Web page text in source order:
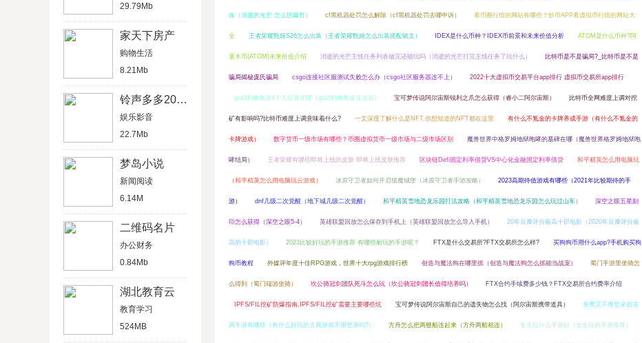
29.79Mb
家天下房产
购物生活
8.21Mb
铃声多多2020最新版
娱乐影音
22.7Mb
梦岛小说
新闻阅读
6.14M
二维码名片
办公财务
0.84Mb
湖北教育云
教育学习
524MB
改（消逝的光芒 怎么扔爆竹） cf黑机器处罚怎么解除（cf黑机器处罚去哪申诉） 看币圈行情的网站有哪些？炒币APP看虚拟币行情的网站大
全 王者荣耀甄姬S26怎么出装（王者荣耀甄姬怎么出装搭配铭文） IDEX是什么币种？IDEX币前景和未来价值分析 ATOM是什么币种?阿
童木币(ATOM)未来价值介绍 消逝的光芒主线任务列表做完还能玩吗（消逝的光芒打完主线任务了玩什么） 比特币是不是骗局?_比特币是不是
骗局揭秘庞氏骗局 csgo连接社区服测试失败怎么办（csgo社区服务器连不上） 2022十大虚拟币交易平台app排行 虚拟币交易所app排行
gta5利他教送4个人位置在哪（gta5利他教徒送去后） 宝可梦传说阿尔宙斯锐利之爪怎么获得（睿小二阿尔宙斯） 比特币全网难度上调对挖
矿有影响吗?比特币难度上调意味着什么? 一文深度了解什么是NFT,你想知道的NFT都在这里 有什么不氪金的卡牌养成手游（有什么不氪金的
卡牌游戏） 数字货币一级市场有哪些？币圈虚拟货币一级市场与二级市场区别 魔兽世界中格罗姆地狱咆哮的墓碑在哪（魔兽世界格罗姆地狱咆
哮结局） 王者荣耀有哪些即将上线的皮肤 即将上线皮肤推荐 区块链Defi固定利率借贷VS中心化金融固定利率借贷 和平精英怎么用电脑玩
（和平精英怎么用电脑玩云游戏） 冰原守卫者如何开启猎魔城堡（冰原守卫者手游攻略） 2023高期待值游戏有哪些（2021年比较期待的手
游） dnf几级二次觉醒（地下城几级二次觉醒） 和平精英雪地恐龙乐园打法攻略（和平精英雪地恐龙乐园怎么玩过山车） 深空之眼五星刻
印怎么获得（深空之眼5-4） 英雄联盟回放怎么保存到手机上（英雄联盟回放怎么导入手机） 20年豆瓣评分最高十部电影（2020年豆瓣评分最
高的十部电影） 2023比较好玩的手游推荐 有哪些耐玩的手游呢？ FTX是什么交易所?FTX交易所怎么样? 买狗狗币用什么app?手机购买狗
狗币教程 外媒评年度十佳RPG游戏，世界十大rpg游戏排行榜 创造与魔法狗在哪里抓（创造与魔法狗怎么抓能当战宠） 蜀门手游里坐骑怎
么得到（蜀门端游坐骑） 坎公骑冠剑团队死斗怎么玩（坎公骑冠剑团长值得培养吗） FTX合约手续费多少钱？FTX交易所合约费率介绍
IPFS/FIL挖矿防爆指南,IPFS/FIL挖矿需要主要哪些坑 宝可梦传说阿尔宙斯自己的遗失物怎么找（阿尔宙斯携带道具） 免费又不用登录的古
风手游有哪些（有什么好玩的古风游戏不用登录吗?） 方舟怎么把两艘船连起来（方舟两船相连） 女生玩什么手游好（女生玩的手游推荐）